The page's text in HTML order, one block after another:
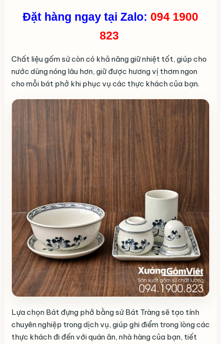
Đặt hàng ngay tại Zalo: 094 1900
823
Chất liệu gốm sứ còn có khả năng giữ nhiệt tốt, giúp cho
nước dùng nóng lâu hơn, giữ được hương vị thơm ngon
cho mỗi bát phở khi phục vụ các thực khách của bạn.
Lựa chọn Bát đựng phở bằng sứ Bát Tràng sẽ tạo tính
chuyên nghiệp trong dịch vụ, giúp ghi điểm trong lòng các
thực khách đi đến với quán ăn, nhà hàng của bạn, tiết